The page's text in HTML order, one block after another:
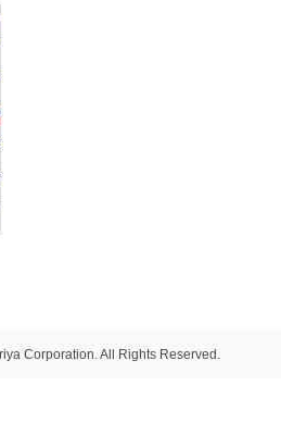
Corporation. All Rights Reserved.